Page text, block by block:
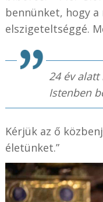
bennünket, hogy a
elszigeteltséggé.
24 év alatt
Istenben
Kérjük az ő
életünket.”